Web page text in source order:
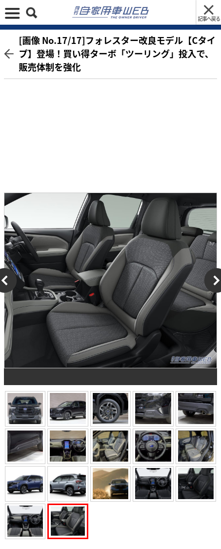
記事へ戻る
[画像 No.17/17]フォレスター改良モデル【Cタイ
プ】登場！買い得ターボ「ツーリング」投入で、
販売体制を強化